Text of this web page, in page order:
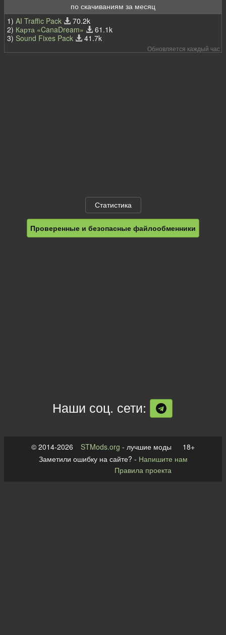
по скачиваниям за месяц
1) AI Traffic Pack
70.2k
2) Карта «CanaDream»
61.1k
3) Sound Fixes Pack 41.7k
Обновляется каждый час
Статистика
Проверенные и безопасные файлообменники
Наши соц. сети:
© 2014-2026 STMods.org - лучшие моды 18+
Заметили ошибку на сайте? - Напишите нам
Правила проекта